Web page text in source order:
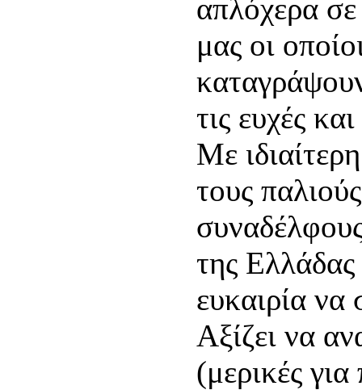
απλόχερα σε
μας οι
τις ευχές
Με
τους
της
ευκαιρία να
Αξίζει να
(μερικές